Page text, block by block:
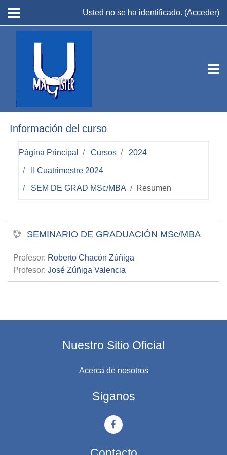
Usted no se ha identificado. (Acceder)
Información del curso
Página Principal Cursos 2024
II Cuatrimestre 2024
SEM DE GRAD MSc/MBA Resumen
SEMINARIO DE GRADUACIÓN MSc/MBA
Profesor: Roberto Chacón Zúñiga
Profesor: José Zúñiga Valencia
Nuestro Sitio Oficial
Acerca de nosotros
Síganos